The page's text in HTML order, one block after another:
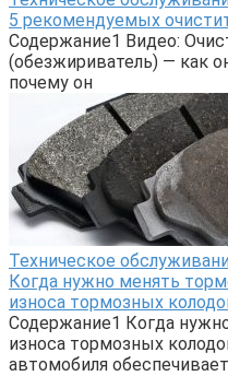
5 рекомендуемых
Содержание1 Видео:
(обезжириватель) — как
почему он
Техническое
Когда нужно менять
износа тормозных
Содержание1 Когда
износа тормозных
автомобиля